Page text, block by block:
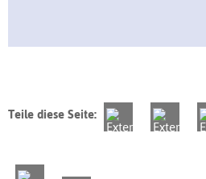
Teile diese Seite: